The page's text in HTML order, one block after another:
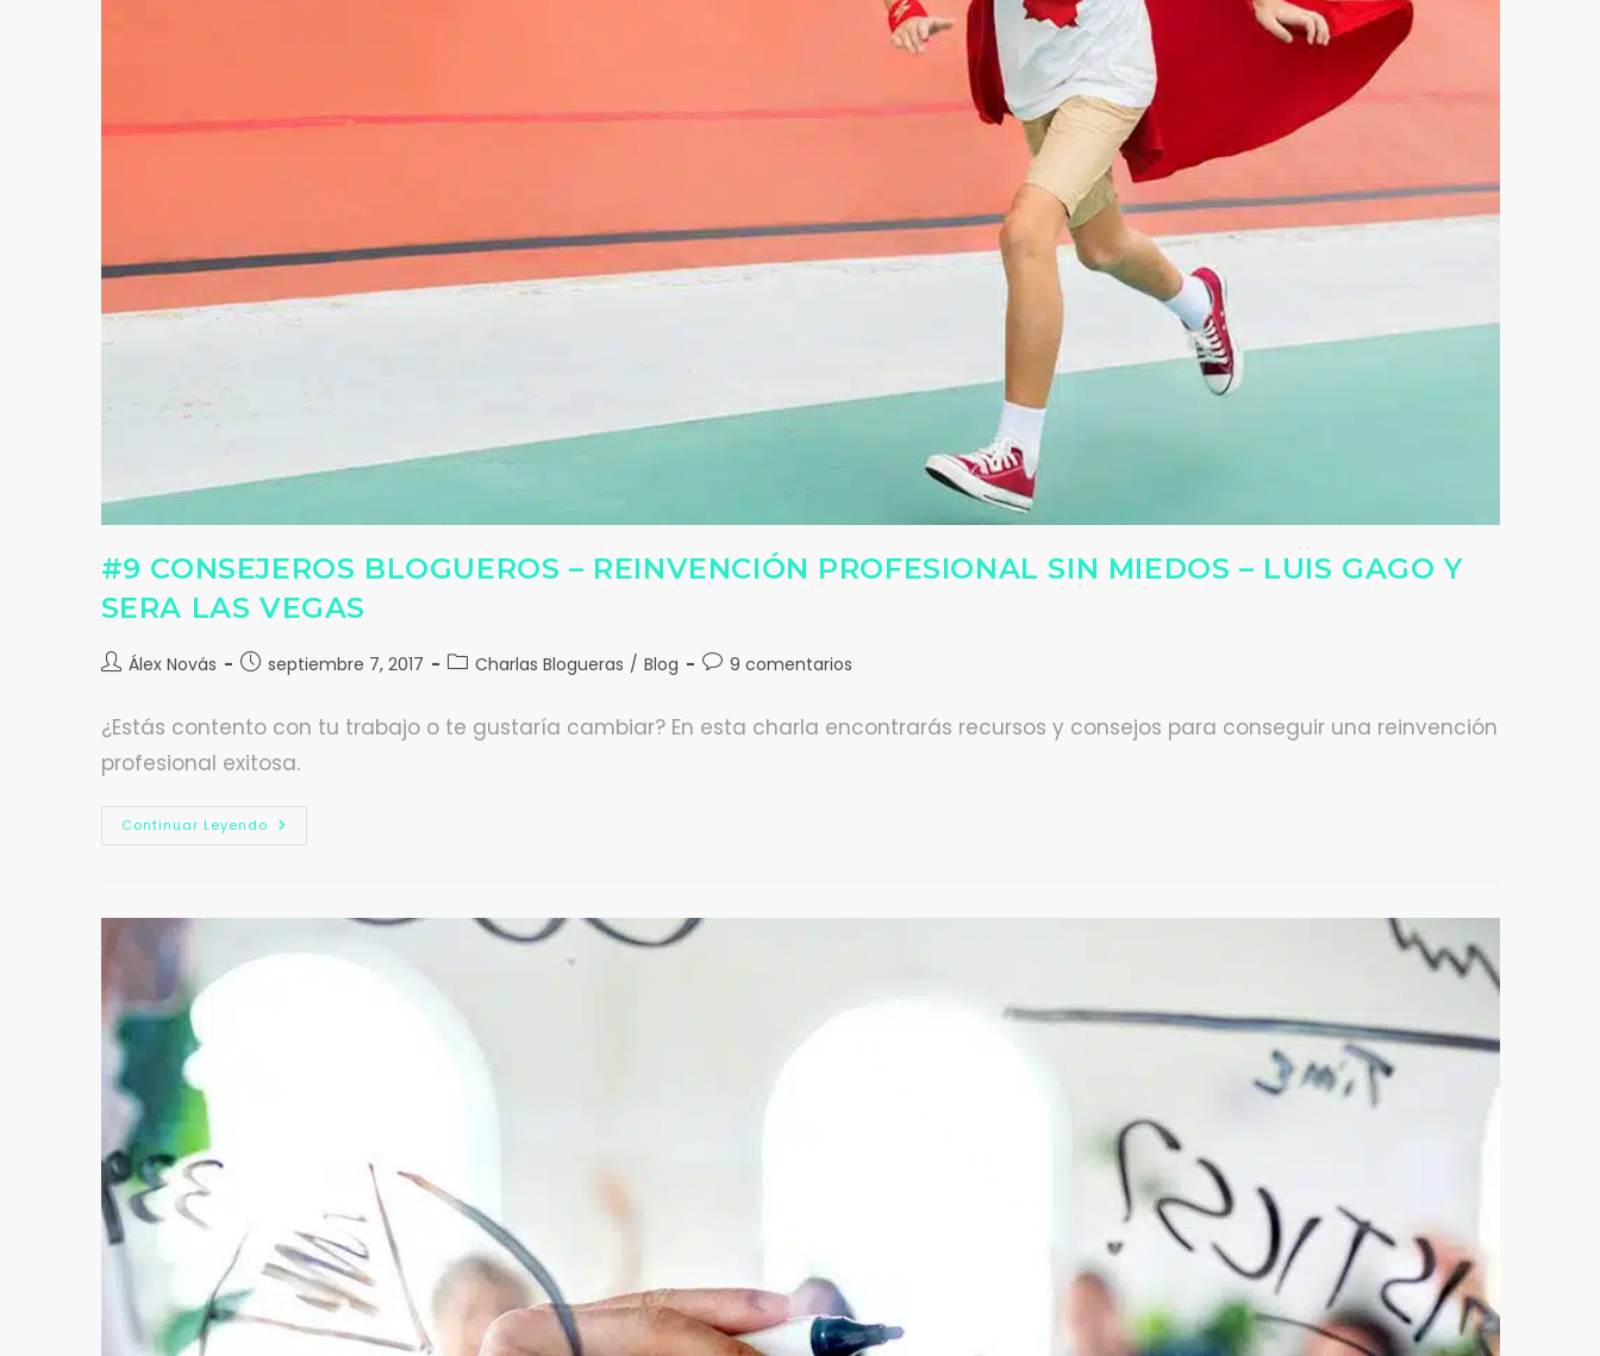
#9 CONSEJEROS BLOGUEROS – REINVENCIÓN PROFESIONAL SIN MIEDOS – LUIS GAGO Y
SERA LAS VEGAS
Álex Novás septiembre 7, 2017 Charlas Blogueras / Blog 9 comentarios
¿Estás contento con tu trabajo o te gustaría cambiar? En esta charla encontrarás recursos y consejos para conseguir una reinvención
profesional exitosa.
Continuar Leyendo